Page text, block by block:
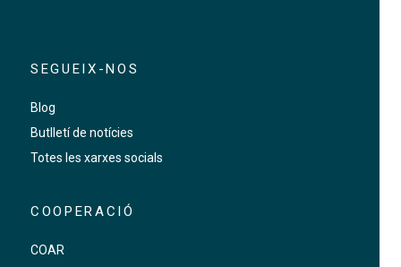
SEGUEIX-NOS
Blog
Butlletí de notícies
Totes les xarxes socials
COOPERACIÓ
COAR